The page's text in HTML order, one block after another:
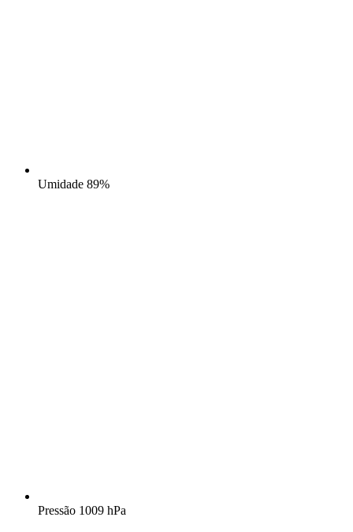
Umidade 89%
Pressão 1009 hPa